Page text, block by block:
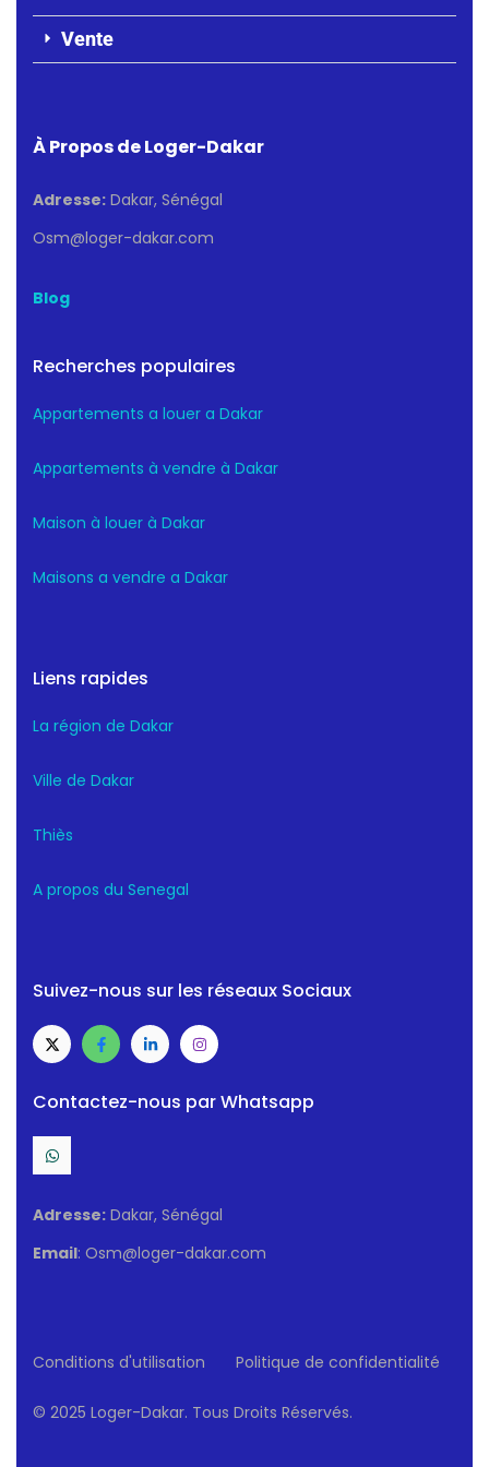
Vente
À Propos de Loger-Dakar
Adresse: Dakar, Sénégal
Osm@loger-dakar.com
Blog
Recherches populaires
Appartements a louer a Dakar
Appartements à vendre à Dakar
Maison à louer à Dakar
Maisons a vendre a Dakar
Liens rapides
La région de Dakar
Ville de Dakar
Thiès
A propos du Senegal
Suivez-nous sur les réseaux Sociaux
Contactez-nous par Whatsapp
Adresse: Dakar, Sénégal
Email: Osm@loger-dakar.com
Conditions d'utilisation Politique de confidentialité
© 2025 Loger-Dakar. Tous Droits Réservés.